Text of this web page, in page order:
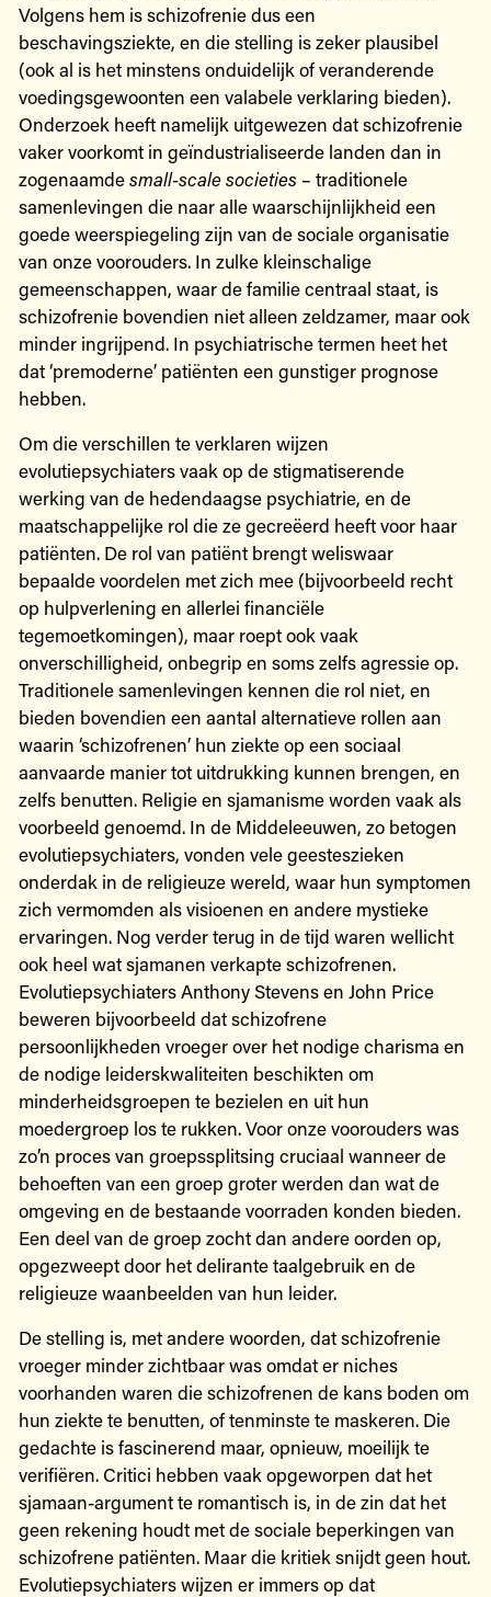
Volgens hem is schizofrenie dus een
beschavingsziekte, en die stelling is zeker plausibel
(ook al is het minstens onduidelijk of veranderende
voedingsgewoonten een valabele verklaring bieden).
Onderzoek heeft namelijk uitgewezen dat schizofrenie
vaker voorkomt in geïndustrialiseerde landen dan in
zogenaamdesmall-scale societies – traditionele
samenlevingen die naar alle waarschijnlijkheid een
goede weerspiegeling zijn van de sociale organisatie
van onze voorouders. In zulke kleinschalige
gemeenschappen, waar de familie centraal staat, is
schizofrenie bovendien niet alleen zeldzamer, maar ook
minder ingrijpend. In psychiatrische termen heet het
dat ‘premoderne’ patiënten een gunstiger prognose
hebben.
Om die verschillen te verklaren wijzen
evolutiepsychiaters vaak op de stigmatiserende
werking van de hedendaagse psychiatrie, en de
maatschappelijke rol die ze gecreëerd heeft voor haar
patiënten. De rol van patiënt brengt weliswaar
bepaalde voordelen met zich mee (bijvoorbeeld recht
op hulpverlening en allerlei financiële
tegemoetkomingen), maar roept ook vaak
onverschilligheid, onbegrip en soms zelfs agressie op.
Traditionele samenlevingen kennen die rol niet, en
bieden bovendien een aantal alternatieve rollen aan
waarin ‘schizofrenen’ hun ziekte op een sociaal
aanvaarde manier tot uitdrukking kunnen brengen, en
zelfs benutten. Religie en sjamanisme worden vaak als
voorbeeld genoemd. In de Middeleeuwen, zo betogen
evolutiepsychiaters, vonden vele geesteszieken
onderdak in de religieuze wereld, waar hun symptomen
zich vermomden als visioenen en andere mystieke
ervaringen. Nog verder terug in de tijd waren wellicht
ook heel wat sjamanen verkapte schizofrenen.
Evolutiepsychiaters Anthony Stevens en John Price
beweren bijvoorbeeld dat schizofrene
persoonlijkheden vroeger over het nodige charisma en
de nodige leiderskwaliteiten beschikten om
minderheidsgroepen te bezielen en uit hun
moedergroep los te rukken. Voor onze voorouders was
zo’n proces van groepssplitsing cruciaal wanneer de
behoeften van een groep groter werden dan wat de
omgeving en de bestaande voorraden konden bieden.
Een deel van de groep zocht dan andere oorden op,
opgezweept door het delirante taalgebruik en de
religieuze waanbeelden van hun leider.
De stelling is, met andere woorden, dat schizofrenie
vroeger minder zichtbaar was omdat er niches
voorhanden waren die schizofrenen de kans boden om
hun ziekte te benutten, of tenminste te maskeren. Die
gedachte is fascinerend maar, opnieuw, moeilijk te
verifiëren. Critici hebben vaak opgeworpen dat het
sjamaan-argument te romantisch is, in de zin dat het
geen rekening houdt met de sociale beperkingen van
schizofrene patiënten. Maar die kritiek snijdt geen hout.
Evolutiepsychiaters wijzen er immers op dat